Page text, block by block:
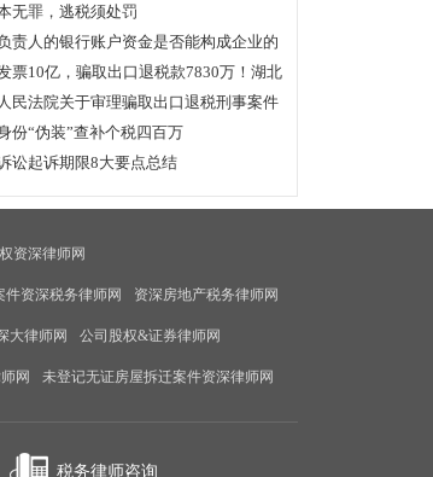
福州国税稽查局相应的查骗方法仍非常管
无罪，逃税须处罚
责人的银行账户资金是否能构成企业的
入？
票10亿，骗取出口退税款7830万！湖北
条式骗税案
民法院关于审理骗取出口退税刑事案件
用法律若干问题的解释辑
份“伪装”查补个税四百万
讼起诉期限8大要点总结
资深律师网
件资深税务律师网 资深房地产税务律师网
大律师网 公司股权&证券律师网
网 未登记无证房屋拆迁案件资深律师网
税务律师咨询